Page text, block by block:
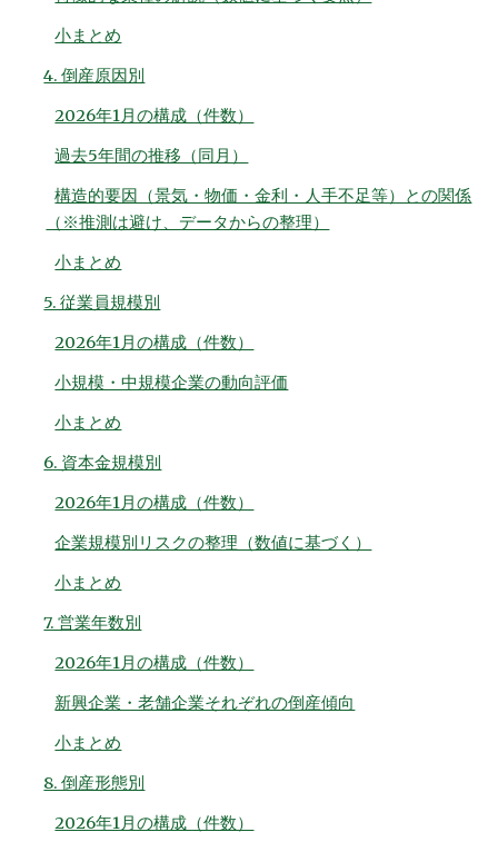
小まとめ
4. 倒産原因別
2026年1月の構成（件数）
過去5年間の推移（同月）
構造的要因（景気・物価・金利・人手不足等）との関係
（※推測は避け、データからの整理）
小まとめ
5. 従業員規模別
2026年1月の構成（件数）
小規模・中規模企業の動向評価
小まとめ
6. 資本金規模別
2026年1月の構成（件数）
企業規模別リスクの整理（数値に基づく）
小まとめ
7. 営業年数別
2026年1月の構成（件数）
新興企業・老舗企業それぞれの倒産傾向
小まとめ
8. 倒産形態別
2026年1月の構成（件数）